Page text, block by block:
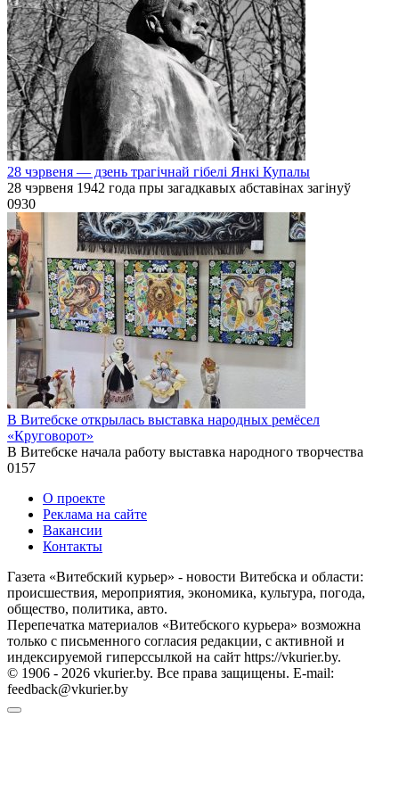
28 чэрвеня — дзень трагічнай гібелі Янкі Купалы
28 чэрвеня 1942 года пры загадкавых абставінах загінуў
0930
В Витебске открылась выставка народных ремёсел
«Круговорот»
В Витебске начала работу выставка народного творчества
0157
О проекте
Реклама на сайте
Вакансии
Контакты
Газета «Витебский курьер» - новости Витебска и области:
происшествия, мероприятия, экономика, культура, погода,
общество, политика, авто.
Перепечатка материалов «Витебского курьера» возможна
только с письменного согласия редакции, с активной и
индексируемой гиперссылкой на сайт https://vkurier.by.
© 1906 - 2026 vkurier.by. Все права защищены. E-mail:
feedback@vkurier.by